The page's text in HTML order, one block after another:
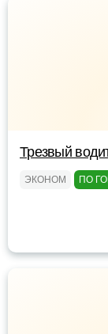
Трезвый
ЭКОНОМ ПО